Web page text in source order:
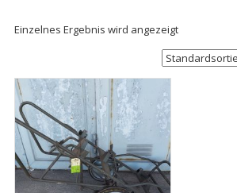
Einzelnes Ergebnis wird angezeigt